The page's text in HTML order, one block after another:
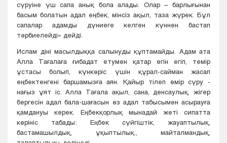
сүруіне үш сапа анық бола алады. Олар – барлығынан
басым болатын адал еңбек, мінсіз ақыл, таза жүрек. Бұл
сапалар адамды дүниеге келген күннен бастап
тәрбиелейді» дейді.
Ислам діні масылдыққа салынуды құптамайды. Адам ата
Алла Тағалаға ғибадат етумен қатар егін егіп, темір
ұстасы болып, күнкөріс үшін құрал-сайман жасап
еңбектенгені баршамызға аян. Қайыр тілеп өмір сүру -
нағыз ұят іс. Алла Тағала ақыл, сана, денсаулық, жігер
бергесін адал бала-шағасын өз адал табысымен асырауға
қамдануы керек. Еңбекқорлық мынадай жеті сипатта
көрініс табады: Еңбек сүйгіштік, жауаптылық,
бастамашылдық, ұқыптылық., майталмандық,